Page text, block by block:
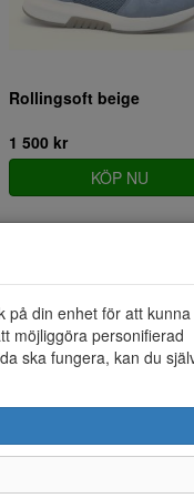
Rollingsoft beige
1 500 kr
KÖP NU
på din enhet för att kunna
möjliggöra personifierad
ska fungera, kan du